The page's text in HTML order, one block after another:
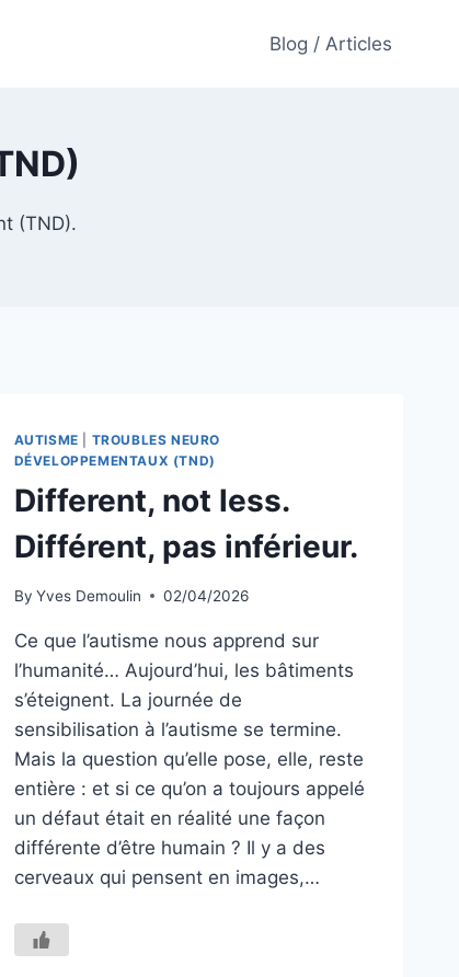
Blog / Articles
(TND).
AUTISME
TROUBLES NEURO
DÉVELOPPEMENTAUX (TND)
Different, not less.
Différent, pas inférieur.
By Yves Demoulin 02/04/2026
Ce que l’autisme nous apprend sur
l’humanité… Aujourd’hui, les bâtiments
s’éteignent. La journée de
sensibilisation à l’autisme se termine.
Mais la question qu’elle pose, elle, reste
entière : et si ce qu’on a toujours appelé
un défaut était en réalité une façon
différente d’être humain ? Il y a des
cerveaux qui pensent en images,…